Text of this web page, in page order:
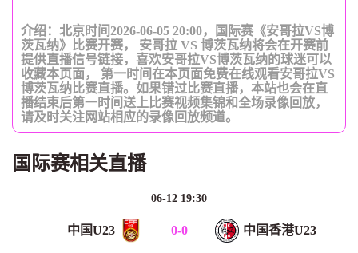
介绍：北京时间2026-06-05 20:00，国际赛《安哥拉VS博
茨瓦纳》比赛开赛， 安哥拉 VS 博茨瓦纳将会在开赛前
提供直播信号链接，喜欢安哥拉VS博茨瓦纳的球迷可以
收藏本页面， 第一时间在本页面免费在线观看安哥拉VS
博茨瓦纳比赛直播。如果错过比赛直播，本站也会在直
播结束后第一时间送上比赛视频集锦和全场录像回放，
请及时关注网站相应的录像回放频道。
国际赛相关直播
06-12 19:30
中国U23 0-0 中国香港U23